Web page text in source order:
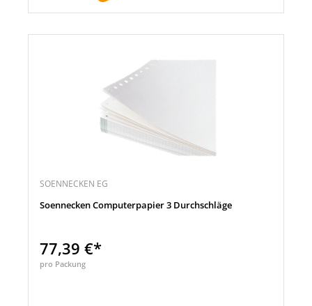
SOENNECKEN EG
Soennecken Computerpapier 3 Durchschläge
77,39 €*
pro Packung